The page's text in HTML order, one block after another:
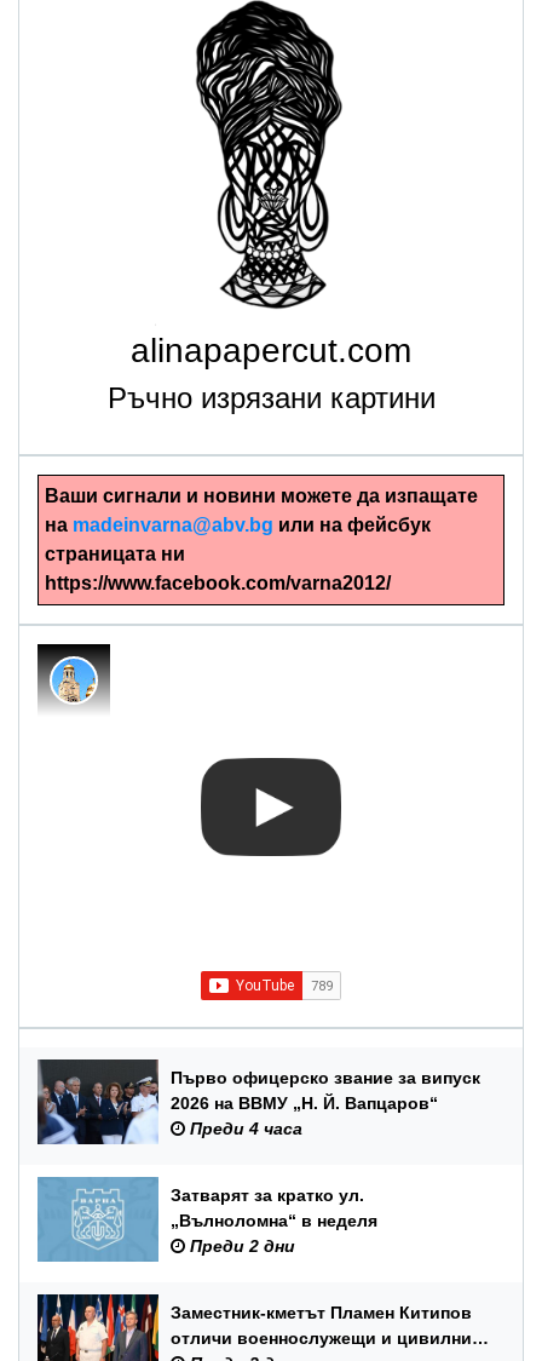
alinapapercut.com
Ръчно изрязани картини
Ваши сигнали и новини можете да изпащате
на madeinvarna@abv.bg или на фейсбук
страницата ни
https://www.facebook.com/varna2012/
Първо офицерско звание за випуск
2026 на ВВМУ „Н. Й. Вапцаров“
Преди 4 часа
Затварят за кратко ул.
„Вълноломна“ в неделя
Преди 2 дни
Заместник-кметът Пламен Китипов
отличи военнослужещи и цивилни